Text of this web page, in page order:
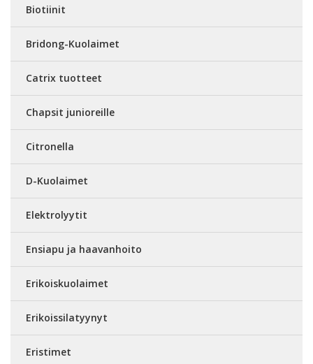
Biotiinit
Bridong-Kuolaimet
Catrix tuotteet
Chapsit junioreille
Citronella
D-Kuolaimet
Elektrolyytit
Ensiapu ja haavanhoito
Erikoiskuolaimet
Erikoissilatyynyt
Eristimet